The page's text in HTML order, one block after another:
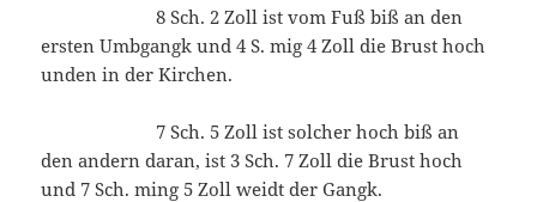
8 Sch. 2 Zoll ist vom Fuß biß an den
ersten Umbgangk und 4 S. mig 4 Zoll die Brust hoch
unden in der Kirchen.
7 Sch. 5 Zoll ist solcher hoch biß an
den andern daran, ist 3 Sch. 7 Zoll die Brust hoch
und 7 Sch. ming 5 Zoll weidt der Gangk.